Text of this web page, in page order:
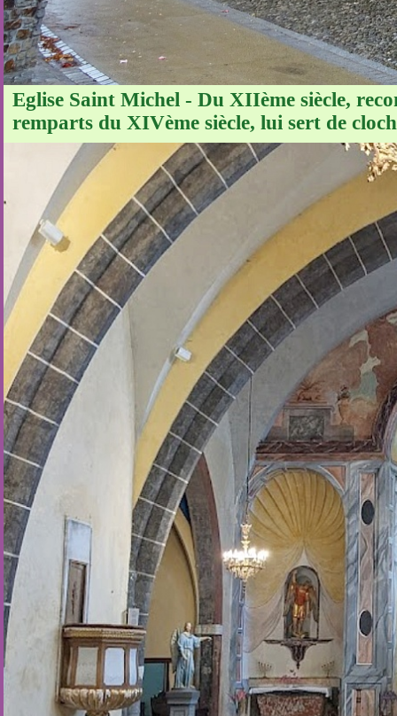
Eglise Saint Michel - Du XIIème siècle,
remparts du XIVème siècle, lui sert de